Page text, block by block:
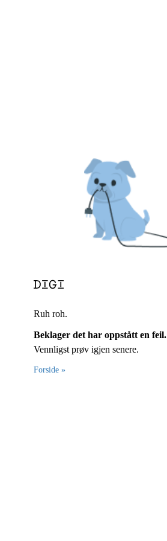
Ruh roh.
Beklager det har oppstått en feil.
Vennligst prøv igjen senere.
Forside »